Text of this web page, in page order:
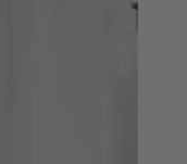
die
nicht
Website